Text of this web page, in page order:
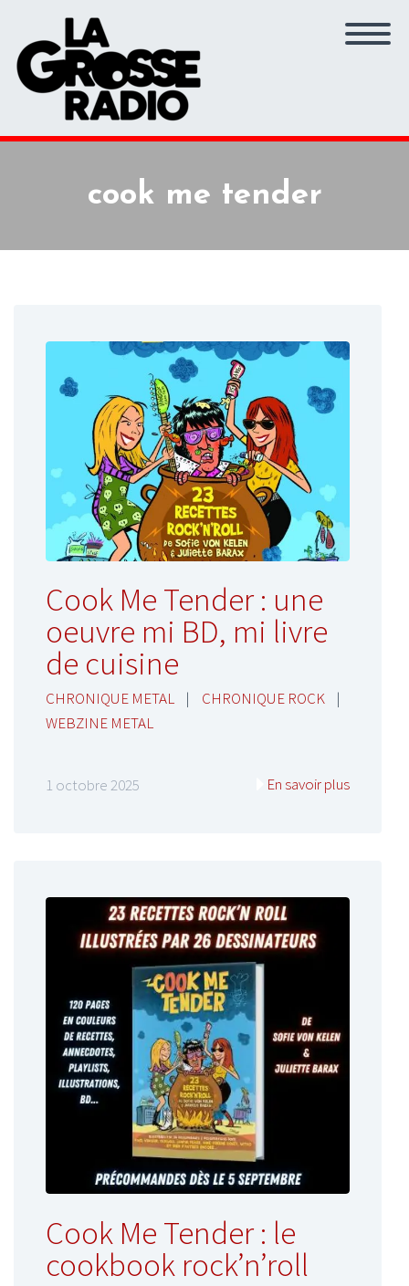
cook me tender
Cook Me Tender : une
oeuvre mi BD, mi livre
de cuisine
CHRONIQUE METAL | CHRONIQUE ROCK
|
WEBZINE METAL
1 octobre 2025 En savoir plus
Cook Me Tender : le
cookbook rock’n’roll